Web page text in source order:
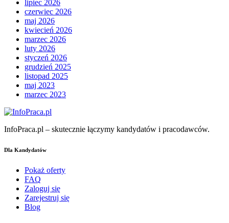
lipiec 2026
czerwiec 2026
maj 2026
kwiecień 2026
marzec 2026
luty 2026
styczeń 2026
grudzień 2025
listopad 2025
maj 2023
marzec 2023
InfoPraca.pl – skutecznie łączymy kandydatów i pracodawców.
Dla Kandydatów
Pokaż oferty
FAQ
Zaloguj się
Zarejestruj się
Blog